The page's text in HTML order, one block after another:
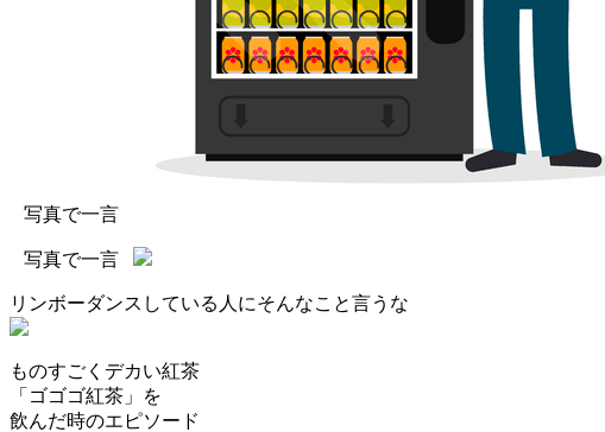
写真で一言
写真で一言
リンボーダンスしている人にそんなこと言うな
ものすごくデカい紅茶
「ゴゴゴ紅茶」を
飲んだ時のエピソード